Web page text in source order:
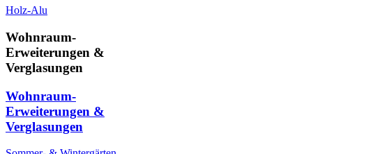
Holz-Alu
Wohnraum-
Erweiterungen &
Verglasungen
Wohnraum-
Erweiterungen &
Verglasungen